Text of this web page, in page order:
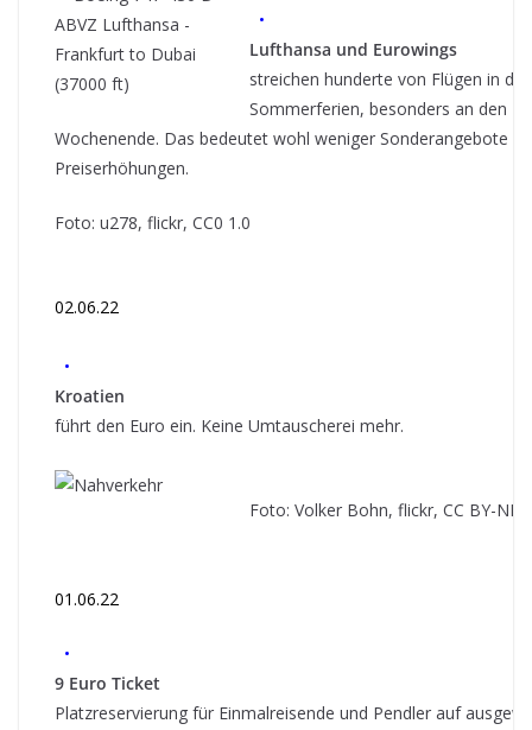
•
Lufthansa und Eurowings
streichen hunderte von Flügen in den
Sommerferien, besonders an den
Wochenende. Das bedeutet wohl weniger Sonderangebote
Preiserhöhungen.
Foto: u278, flickr, CC0 1.0
02.06.22
•
Kroatien
führt den Euro ein. Keine Umtauscherei mehr.
Foto: Volker Bohn, flickr, CC BY-ND
01.06.22
•
9 Euro Ticket
Platzreservierung für Einmalreisende und Pendler auf